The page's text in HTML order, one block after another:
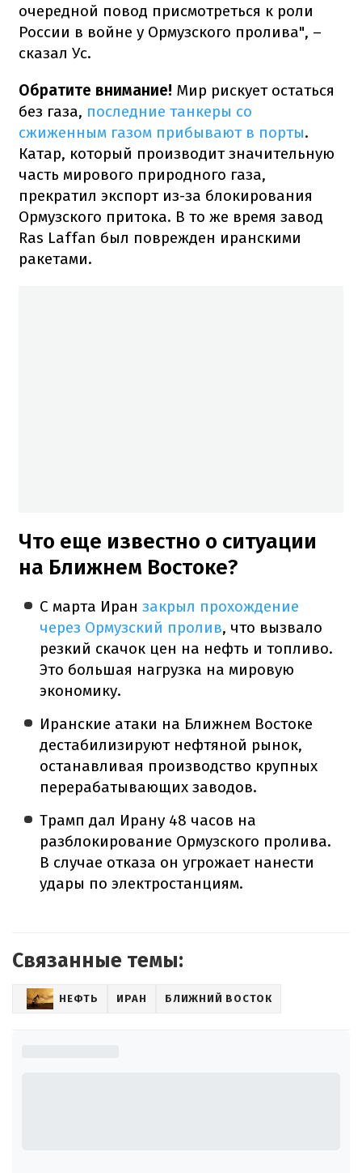
очередной повод присмотреться к роли
России в войне у Ормузского пролива", –
сказал Ус.
Обратите внимание! Мир рискует остаться
без газа, последние танкеры со
сжиженным газом прибывают в порты.
Катар, который производит значительную
часть мирового природного газа,
прекратил экспорт из-за блокирования
Ормузского притока. В то же время завод
Ras Laffan был поврежден иранскими
ракетами.
Что еще известно о ситуации
на Ближнем Востоке?
С марта Иранзакрыл прохождение
через Ормузский пролив, что вызвало
резкий скачок цен на нефть и топливо.
Это большая нагрузка на мировую
экономику.
Иранские атаки на Ближнем Востоке
дестабилизируют нефтяной рынок,
останавливая производство крупных
перерабатывающих заводов.
Трамп дал Ирану 48 часов на
разблокирование Ормузского пролива.
В случае отказа он угрожает нанести
удары по электростанциям.
Связанные темы:
НЕФТЬ ИРАН БЛИЖНИЙ ВОСТОК